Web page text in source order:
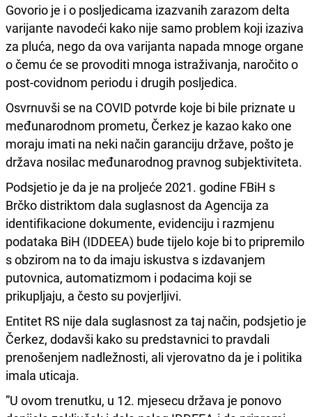
Govorio je i o posljedicama izazvanih zarazom delta
varijante navodeći kako nije samo problem koji izaziva
za pluća, nego da ova varijanta napada mnoge organe
o čemu će se provoditi mnoga istraživanja, naročito o
post-covidnom periodu i drugih posljedica.
Osvrnuvši se na COVID potvrde koje bi bile priznate u
međunarodnom prometu, Čerkez je kazao kako one
moraju imati na neki način garanciju države, pošto je
država nosilac međunarodnog pravnog subjektiviteta.
Podsjetio je da je na proljeće 2021. godine FBiH s
Brčko distriktom dala suglasnost da Agencija za
identifikacione dokumente, evidenciju i razmjenu
podataka BiH (IDDEEA) bude tijelo koje bi to pripremilo
s obzirom na to da imaju iskustva s izdavanjem
putovnica, automatizmom i podacima koji se
prikupljaju, a često su povjerljivi.
Entitet RS nije dala suglasnost za taj način, podsjetio je
Čerkez, dodavši kako su predstavnici to pravdali
prenošenjem nadležnosti, ali vjerovatno da je i politika
imala uticaja.
”U ovom trenutku, u 12. mjesecu država je ponovo